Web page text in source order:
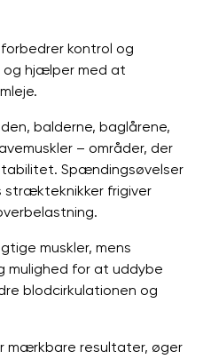
kontrol og
hjælper med at
balderne, baglårene,
– områder, der
Spændingsøvelser
strækteknikker frigiver
muskler, mens
mulighed for at uddybe
blodcirkulationen og
mærkbare resultater, øger